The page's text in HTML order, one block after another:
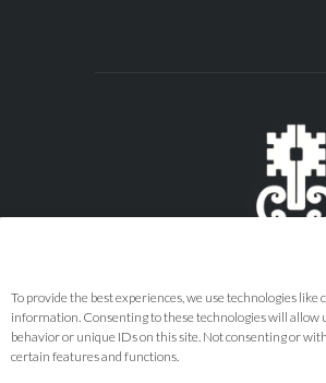
To provide the best experiences, we use technologies like
information. Consenting to these technologies will allow
behavior or unique IDs on this site. Not consenting or
certain features and functions.